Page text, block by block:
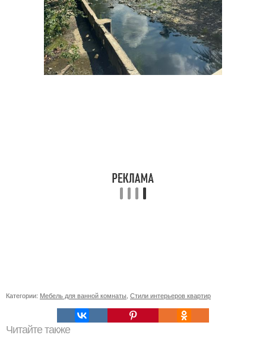
Категории: Мебель для ванной комнаты, Стили интерьеров квартир
Читайте также